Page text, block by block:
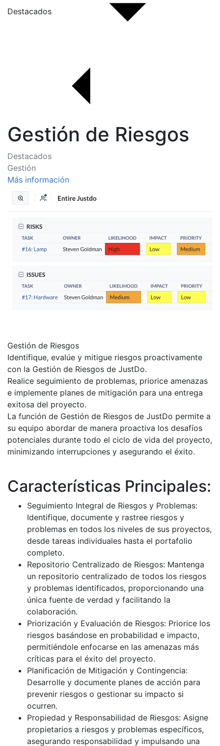
Destacados
Gestión de Riesgos
Destacados
Gestión
Más información
Gestión de Riesgos
Identifique, evalúe y mitigue riesgos proactivamente
con la Gestión de Riesgos de JustDo.
Realice seguimiento de problemas, priorice amenazas
e implemente planes de mitigación para una entrega
exitosa del proyecto.
La función de Gestión de Riesgos de JustDo permite a
su equipo abordar de manera proactiva los desafíos
potenciales durante todo el ciclo de vida del proyecto,
minimizando interrupciones y asegurando el éxito.
Características Principales:
Seguimiento Integral de Riesgos y Problemas:
Identifique, documente y rastree riesgos y
problemas en todos los niveles de sus proyectos,
desde tareas individuales hasta el portafolio
completo.
Repositorio Centralizado de Riesgos: Mantenga
un repositorio centralizado de todos los riesgos
y problemas identificados, proporcionando una
única fuente de verdad y facilitando la
colaboración.
Priorización y Evaluación de Riesgos: Priorice los
riesgos basándose en probabilidad e impacto,
permitiéndole enfocarse en las amenazas más
críticas para el éxito del proyecto.
Planificación de Mitigación y Contingencia:
Desarrolle y documente planes de acción para
prevenir riesgos o gestionar su impacto si
ocurren.
Propiedad y Responsabilidad de Riesgos: Asigne
propietarios a riesgos y problemas específicos,
asegurando responsabilidad y impulsando una